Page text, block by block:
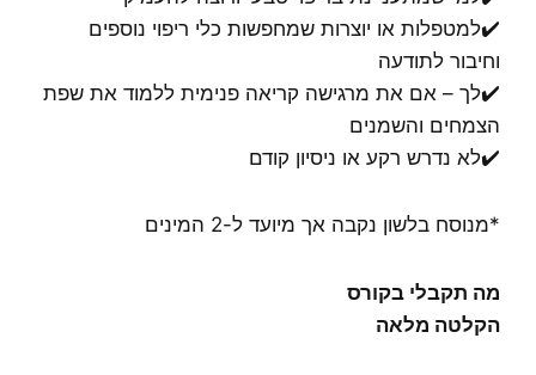
✔️למטפלות או יוצרות שמחפשות כלי ריפוי נוספים
וחיבור לתודעה
✔️לך – אם את מרגישה קריאה פנימית ללמוד את שפת
הצמחים והשמנים
✔️לא נדרש רקע או ניסיון קודם
*מנוסח בלשון נקבה אך מיועד ל-2 המינים
מה תקבלי בקורס
הקלטה מלאה